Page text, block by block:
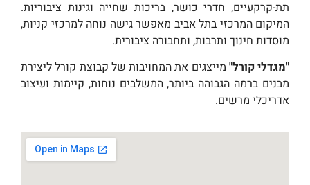
תת-קרקעיים, חדרי כושר, בריכות שחייה וגינות ציבוריות.
המיקום המרכזי בתל אביב מאפשר גישה נוחה למרכזי קניות,
מוסדות חינוך ותרבות, ותחבורה ציבורית.
"מגדלי קורל" מייצגים את המחויבות של קבוצת קורל ליצירת
מבנים ברמה הגבוהה ביותר, המשלבים נוחות, קיימות ועיצוב
אדריכלי מרשים.